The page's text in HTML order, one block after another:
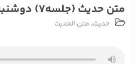
متن حدیث (جلسه7) دوشنبه 1401/06/14
حدیث، متن الحدیث